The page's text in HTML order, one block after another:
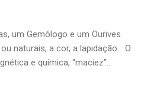
um Gemólogo e um Ourives
naturais, a cor, a lapidação... O
e química, “maciez”...